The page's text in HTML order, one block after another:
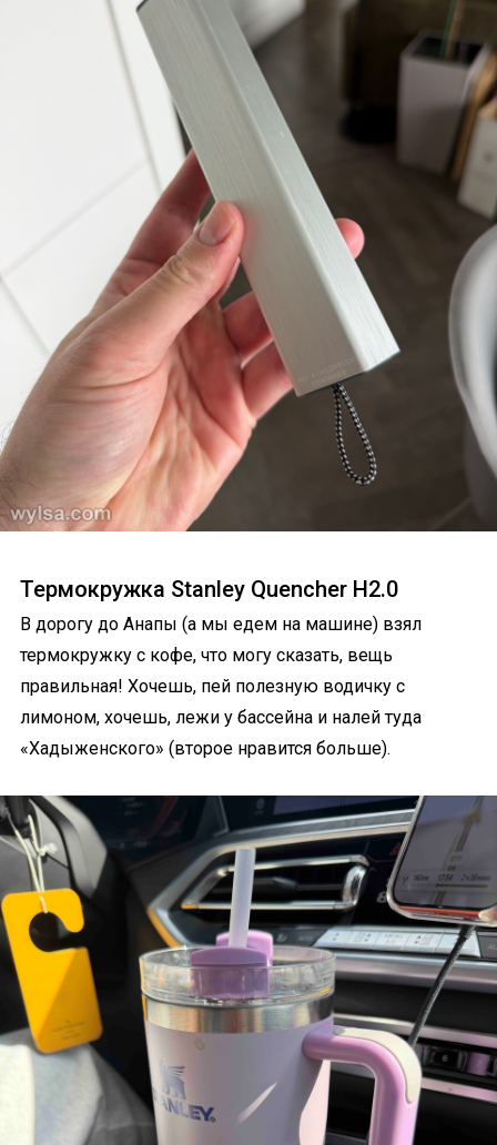
Термокружка Stanley Quencher H2.0
В дорогу до Анапы (а мы едем на машине) взял
термокружку с кофе, что могу сказать, вещь
правильная! Хочешь, пей полезную водичку с
лимоном, хочешь, лежи у бассейна и налей туда
«Хадыженского» (второе нравится больше).